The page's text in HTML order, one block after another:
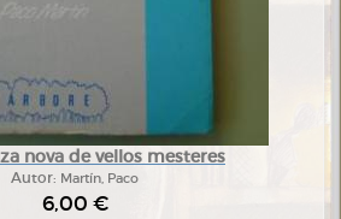
nova de vellos mesteres
Autor: Martín, Paco
6,00 €